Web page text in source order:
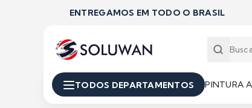
ENTREGAMOS EM TODO O BRASIL
TODOS DEPARTAMENTOS PINTURA